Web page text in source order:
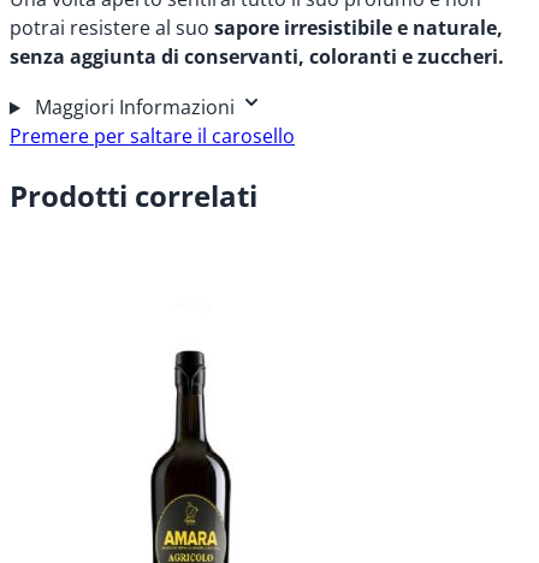
potrai resistere al suo sapore irresistibilee naturale,
senza aggiunta di conservanti, coloranti e zuccheri.
Maggiori Informazioni
Premere per saltare il carosello
Prodotti correlati